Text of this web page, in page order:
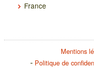
France
Mentions
Politique de